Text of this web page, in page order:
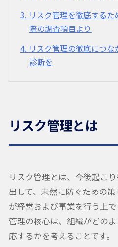
3 リスク管理を徹底する
際の調査項目より
4 リスク管理の徹底につ
診断を
リスク管理とは
リスク管理とは、今後起こ
出して、未然に防ぐための
が経営および事業を行う上
管理の核心は、組織がどの
応するかを考えることです。